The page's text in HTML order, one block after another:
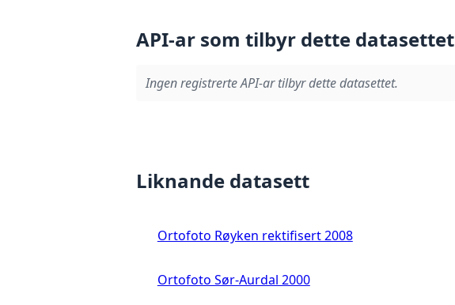
API-ar som tilbyr dette datasettet
Ingen registrerte API-ar tilbyr dette datasettet.
Liknande datasett
Ortofoto Røyken rektifisert 2008
Ortofoto Sør-Aurdal 2000